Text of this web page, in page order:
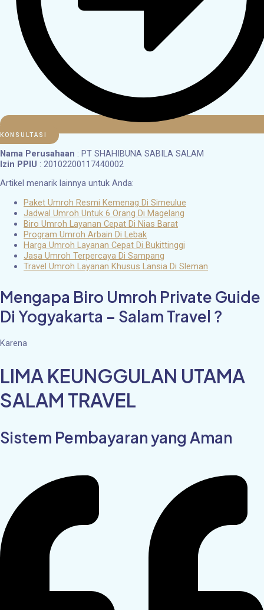
KONSULTASI
Nama Perusahaan : PT SHAHIBUNA SABILA SALAM
Izin PPIU : 20102200117440002
Artikel menarik lainnya untuk Anda:
Paket Umroh Resmi Kemenag Di Simeulue
Jadwal Umroh Untuk 6 Orang Di Magelang
Biro Umroh Layanan Cepat Di Nias Barat
Program Umroh Arbain Di Lebak
Harga Umroh Layanan Cepat Di Bukittinggi
Jasa Umroh Terpercaya Di Sampang
Travel Umroh Layanan Khusus Lansia Di Sleman
Mengapa Biro Umroh Private Guide
Di Yogyakarta – Salam Travel ?
Karena
LIMA KEUNGGULAN UTAMA
SALAM TRAVEL
Sistem Pembayaran yang Aman